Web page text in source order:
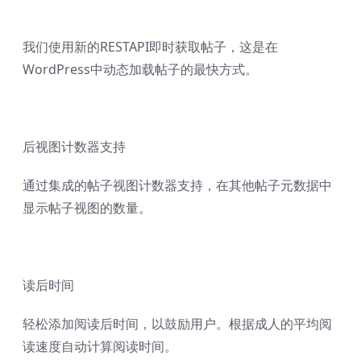
我们使用新的RESTAPI即时获取帖子，这是在
WordPress中动态加载帖子的最快方式。
后视图计数器支持
通过集成的帖子视图计数器支持，在其他帖子元数据中
显示帖子视图的数量。
读后时间
轻松添加阅读后时间，以鼓励用户。根据成人的平均阅
读速度自动计算阅读时间。